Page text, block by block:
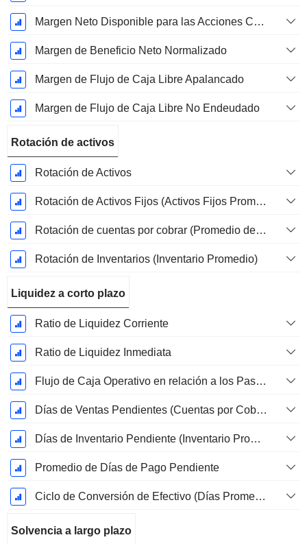
Margen Neto Disponible para las Acciones Comunes %
Margen de Beneficio Neto Normalizado
Margen de Flujo de Caja Libre Apalancado
Margen de Flujo de Caja Libre No Endeudado
Rotación de activos
Rotación de Activos
Rotación de Activos Fijos (Activos Fijos Promedio)
Rotación de cuentas por cobrar (Promedio de cuentas por cobrar)
Rotación de Inventarios (Inventario Promedio)
Liquidez a corto plazo
Ratio de Liquidez Corriente
Ratio de Liquidez Inmediata
Flujo de Caja Operativo en relación a los Pasivos Corrientes
Días de Ventas Pendientes (Cuentas por Cobrar Promedio)
Días de Inventario Pendiente (Inventario Promedio)
Promedio de Días de Pago Pendiente
Ciclo de Conversión de Efectivo (Días Promedio)
Solvencia a largo plazo